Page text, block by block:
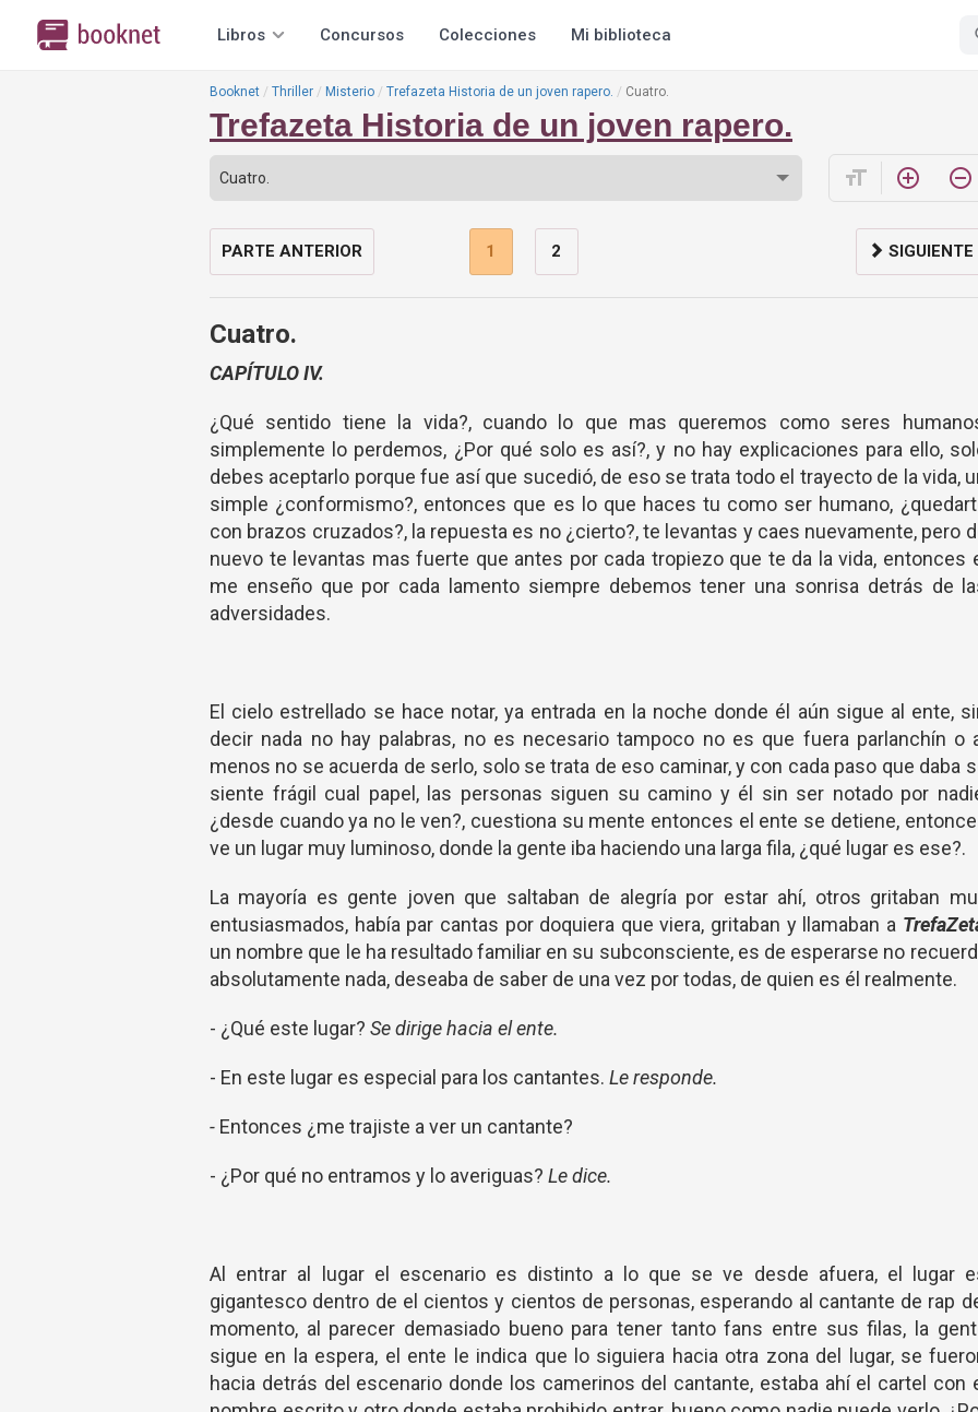
Libros Concursos Colecciones Mi biblioteca
Booknet Thriller Misterio Trefazeta Historia de un joven rapero. Cuatro.
Trefazeta Historia de un joven rapero.
format_size add_circle_outline remove_circle_outline
PARTE ANTERIOR 1 2 SIGUIENTE
Cuatro.
CAPÍTULO IV.
¿Qué sentido tiene la vida?, cuando lo que mas queremos como seres
simplemente lo perdemos, ¿Por qué solo es así?, y no hay explicaciones para ello,
debes aceptarlo porque fue así que sucedió, de eso se trata todo el trayecto de la vida,
simple ¿conformismo?, entonces que es lo que haces tu como ser humano,
con brazos cruzados?, la repuesta es no ¿cierto?, te levantas y caes nuevamente, pero
nuevo te levantas mas fuerte que antes por cada tropiezo que te da la vida, entonces
me enseño que por cada lamento siempre debemos tener una sonrisa detrás de
adversidades.
El cielo estrellado se hace notar, ya entrada en la noche donde él aún sigue al ente,
decir nada no hay palabras, no es necesario tampoco no es que fuera parlanchín o
menos no se acuerda de serlo, solo se trata de eso caminar, y con cada paso que daba
siente frágil cual papel, las personas siguen su camino y él sin ser notado por
¿desde cuando ya no le ven?, cuestiona su mente entonces el ente se detiene,
ve un lugar muy luminoso, donde la gente iba haciendo una larga fila, ¿qué lugar es ese?.
La mayoría es gente joven que saltaban de alegría por estar ahí, otros gritaban
entusiasmados, había par cantas por doquiera que viera, gritaban y llamaban a
un nombre que le ha resultado familiar en su subconsciente, es de esperarse no
absolutamente nada, deseaba de saber de una vez por todas, de quien es él realmente.
- ¿Qué este lugar? Se dirige hacia el ente.
- En este lugar es especial para los cantantes. Le responde.
- Entonces ¿me trajiste a ver un cantante?
- ¿Por qué no entramos y lo averiguas? Le dice.
Al entrar al lugar el escenario es distinto a lo que se ve desde afuera, el lugar
gigantesco dentro de el cientos y cientos de personas, esperando al cantante de rap
momento, al parecer demasiado bueno para tener tanto fans entre sus filas, la
sigue en la espera, el ente le indica que lo siguiera hacia otra zona del lugar, se
hacia detrás del escenario donde los camerinos del cantante, estaba ahí el cartel con